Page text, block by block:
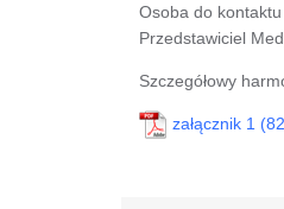
Osoba do
Przedstawiciel
Szczegółowy
załącznik 1